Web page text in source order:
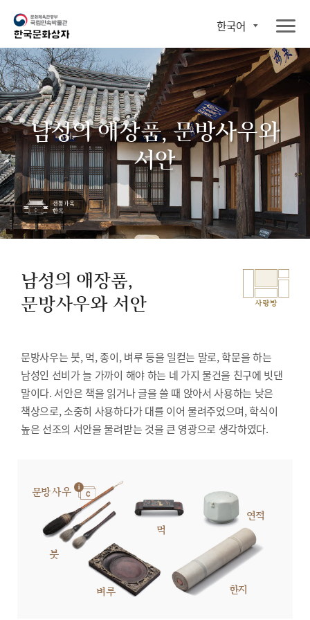
한국어
남성의 애장품, 문방사우와
서안
남성의 애장품,
문방사우와 서안
사랑방
문방사우는 붓, 먹, 종이, 벼루 등을 일컫는 말로, 학문을 하는
남성인 선비가 늘 가까이 해야 하는 네 가지 물건을 친구에 빗댄
말이다. 서안은 책을 읽거나 글을 쓸 때 앉아서 사용하는 낮은
책상으로, 소중히 사용하다가 대를 이어 물려주었으며, 학식이
높은 선조의 서안을 물려받는 것을 큰 영광으로 생각하였다.
문방사우
붓
먹
연적
벼루 한지